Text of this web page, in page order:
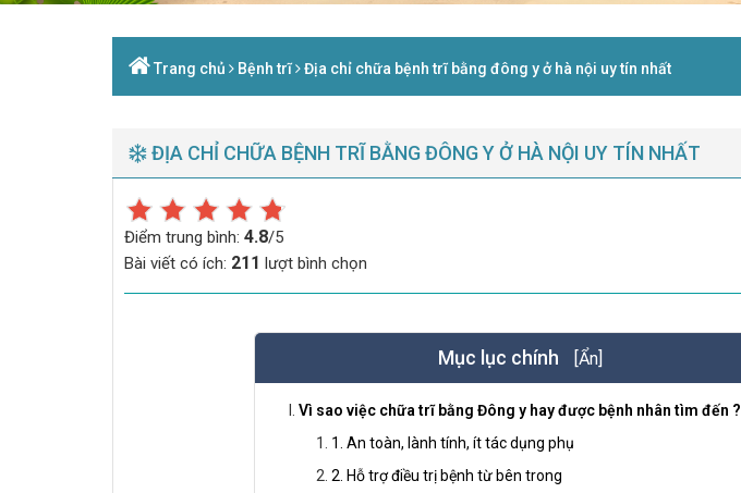
Trang chủ Bệnh trĩ Địa chỉ chữa bệnh trĩ bằng đông y ở hà nội uy tín nhất
ĐỊA CHỈ CHỮA BỆNH TRĨ BẰNG ĐÔNG Y Ở HÀ NỘI UY TÍN NHẤT
Điểm trung bình: 4.8/5
Bài viết có ích: 211 lượt bình chọn
Mục lục chính [Ẩn]
Vì sao việc chữa trĩ bằng Đông y hay được bệnh nhân tìm đến ?
1. An toàn, lành tính, ít tác dụng phụ
2. Hỗ trợ điều trị bệnh từ bên trong